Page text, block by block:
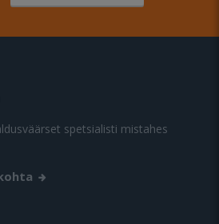
spetsialisti mistahes